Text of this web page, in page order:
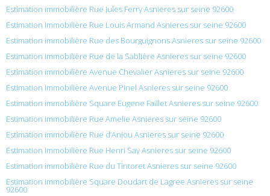
Estimation immobilière Rue Jules Ferry Asnieres sur seine 92600
Estimation immobilière Rue Louis Armand Asnieres sur seine 92600
Estimation immobilière Rue des Bourguignons Asnieres sur seine 92600
Estimation immobilière Rue de la Sablière Asnieres sur seine 92600
Estimation immobilière Avenue Chevalier Asnieres sur seine 92600
Estimation immobilière Avenue Pinel Asnieres sur seine 92600
Estimation immobilière Square Eugene Faillet Asnieres sur seine 92600
Estimation immobilière Rue Amelie Asnieres sur seine 92600
Estimation immobilière Rue d’Anjou Asnieres sur seine 92600
Estimation immobilière Rue Henri Say Asnieres sur seine 92600
Estimation immobilière Rue du Tintoret Asnieres sur seine 92600
Estimation immobilière Square Doudart de Lagree Asnieres sur seine
92600